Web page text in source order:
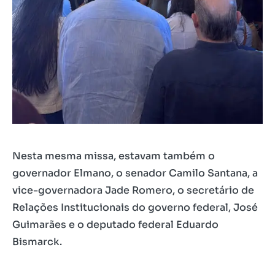
Nesta mesma missa, estavam também o
governador Elmano, o senador Camilo Santana, a
vice-governadora Jade Romero, o secretário de
Relações Institucionais do governo federal, José
Guimarães e o deputado federal Eduardo
Bismarck.